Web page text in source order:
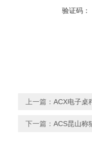
验证码：
上一篇： ACX电子桌
下一篇： ACS昆山称